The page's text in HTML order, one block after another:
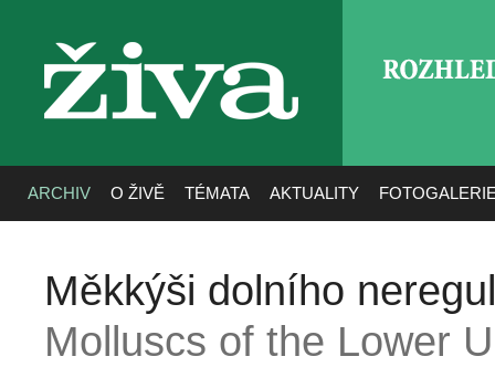
živa
ARCHIV O ŽIVĚ TÉMATA AKTUALITY
Měkkýši dolního
Molluscs of the Lower